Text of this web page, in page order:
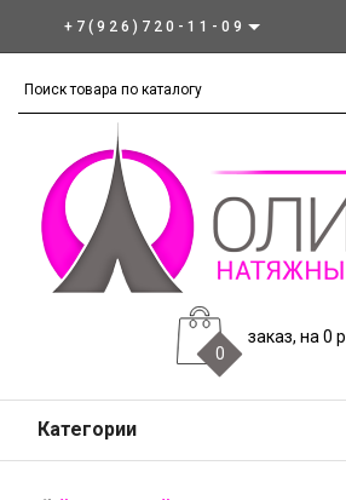
+7(926)720-11-09
0
заказ, на 0 р.
Категории